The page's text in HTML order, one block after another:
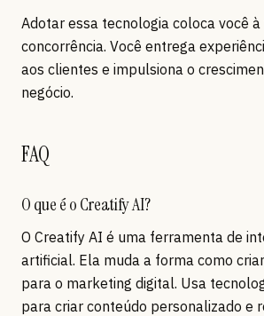
Adotar essa tecnologia coloca você
concorrência. Você entrega
aos clientes e impulsiona o
negócio.
FAQ
O que é o Creatify AI?
O Creatify AI é uma ferramenta de
artificial. Ela muda a forma como
para o marketing digital. Usa
para criar conteúdo personalizado e